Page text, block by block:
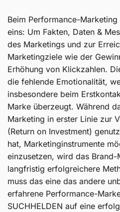
Beim Performance-
eins: Um Fakten, Daten &
des Marketings und zur
Marketingziele wie der
Erhöhung von Klickzahlen.
die fehlende Emotionalität,
insbesondere beim
Marke überzeugt. Während
Marketing in erster Linie zur
(Return on Investment)
hat, Marketinginstrumente
einzusetzen, wird das
langfristig erfolgreichere
muss das eine das andere
erfahrene Performance-
SUCHHELDEN auf eine